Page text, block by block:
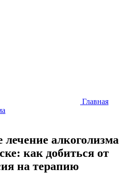
Главная
алкоголизма
как добиться от
на терапию